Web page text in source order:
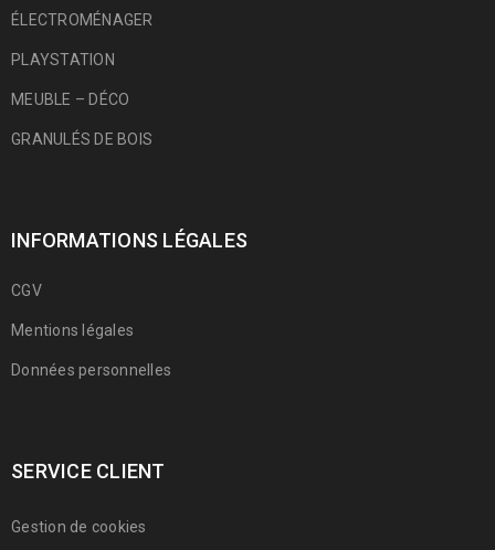
ÉLECTROMÉNAGER
PLAYSTATION
MEUBLE – DÉCO
GRANULÉS DE BOIS
INFORMATIONS LÉGALES
CGV
Mentions légales
Données personnelles
SERVICE CLIENT
Gestion de cookies